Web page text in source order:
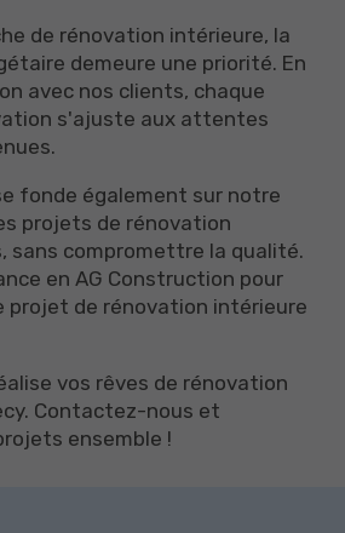
de rénovation intérieure, la
demeure une priorité. En
avec nos clients, chaque
s'ajuste aux attentes
fonde également sur notre
projets de rénovation
sans compromettre la qualité.
en AG Construction pour
projet de rénovation intérieure
vos rêves de rénovation
Contactez-nous et
ensemble !